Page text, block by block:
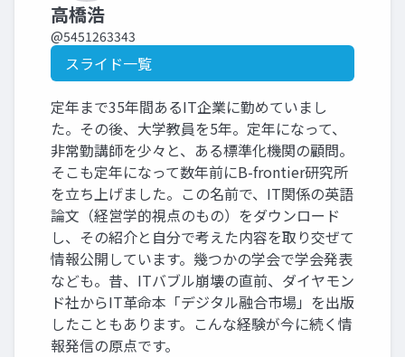
高橋浩
@5451263343
スライド一覧
定年まで35年間あるIT企業に勤めていまし
た。その後、大学教員を5年。定年になって、
非常勤講師を少々と、ある標準化機関の顧問。
そこも定年になって数年前にB-frontier研究所
を立ち上げました。この名前で、IT関係の英語
論文（経営学的視点のもの）をダウンロード
し、その紹介と自分で考えた内容を取り交ぜて
情報公開しています。幾つかの学会で学会発表
なども。昔、ITバブル崩壊の直前、ダイヤモン
ド社からIT革命本「デジタル融合市場」を出版
したこともあります。こんな経験が今に続く情
報発信の原点です。